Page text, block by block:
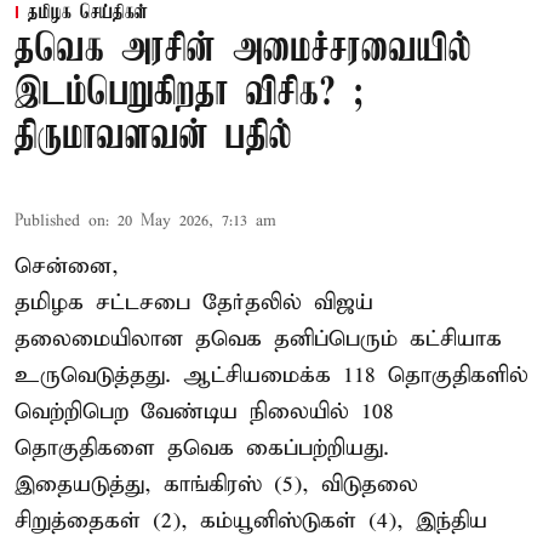
தமிழக செய்திகள்
தவெக அரசின் அமைச்சரவையில்
இடம்பெறுகிறதா விசிக? ;
திருமாவளவன் பதில்
Published on: 20 May 2026, 7:13 am
சென்னை,
தமிழக சட்டசபை தேர்தலில் விஜய்
தலைமையிலான தவெக தனிப்பெரும் கட்சியாக
உருவெடுத்தது. ஆட்சியமைக்க 118 தொகுதிகளில்
வெற்றிபெற வேண்டிய நிலையில் 108
தொகுதிகளை தவெக கைப்பற்றியது.
இதையடுத்து, காங்கிரஸ் (5), விடுதலை
சிறுத்தைகள் (2), கம்யூனிஸ்டுகள் (4), இந்திய